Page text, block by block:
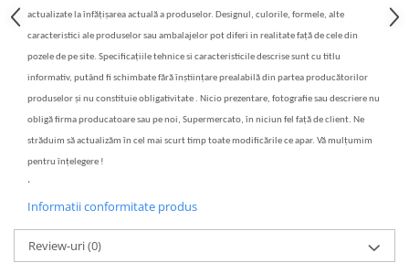
actualizate la înfățișarea actuală a produselor. Designul, culorile, formele, alte
caracteristici ale produselor sau ambalajelor pot diferi in realitate față de cele din
pozele de pe site. Specificațiile tehnice si caracteristicile descrise sunt cu titlu
informativ, putând fi schimbate fără înștiințare prealabilă din partea producătorilor
produselor și nu constituie obligativitate . Nicio prezentare, fotografie sau descriere nu
obligă firma producatoare sau pe noi, Supermercato, în niciun fel față de client. Ne
străduim să actualizăm în cel mai scurt timp toate modificările ce apar. Vă mulțumim
pentru înțelegere !
.
Informatii conformitate produs
Review-uri(0)